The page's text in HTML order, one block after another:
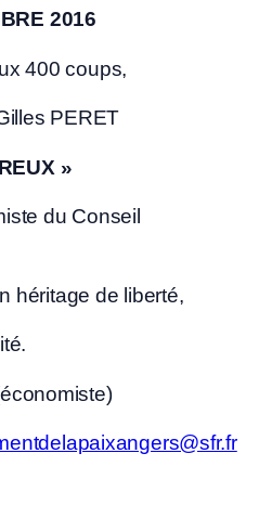
2016
400 coups,
PERET
»
du Conseil
héritage de liberté,